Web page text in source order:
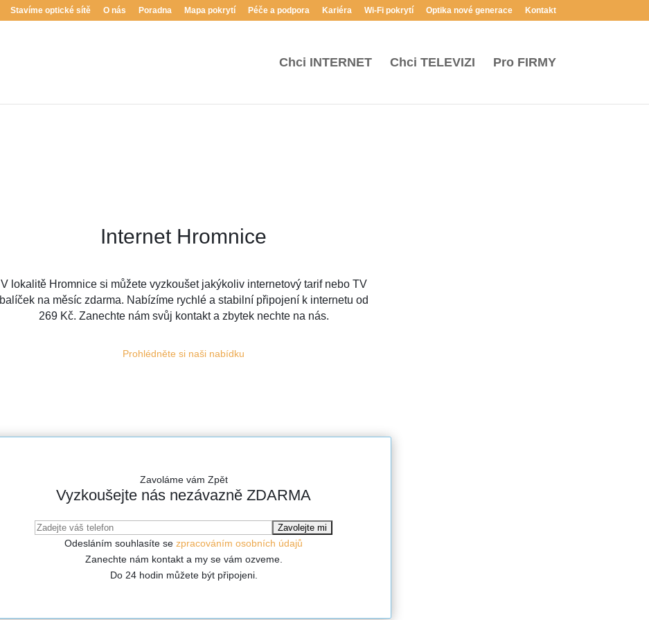
Stavíme optické sítě O nás Poradna Mapa pokrytí Péče a podpora Kariéra Wi-Fi pokrytí Optika nové generace Kontakt
Chci INTERNET Chci TELEVIZI Pro FIRMY
Internet Hromnice
V lokalitě Hromnice si můžete vyzkoušet jakýkoliv internetový tarif nebo TV
balíček na měsíc zdarma. Nabízíme rychlé a stabilní připojení k internetu od
269 Kč. Zanechte nám svůj kontakt a zbytek nechte na nás.
Prohlédněte si naši nabídku
Zavoláme vám Zpět
Vyzkoušejte nás nezávazně ZDARMA
Odesláním souhlasíte se zpracováním osobních údajů
Zanechte nám kontakt a my se vám ozveme.
Do 24 hodin můžete být připojeni.